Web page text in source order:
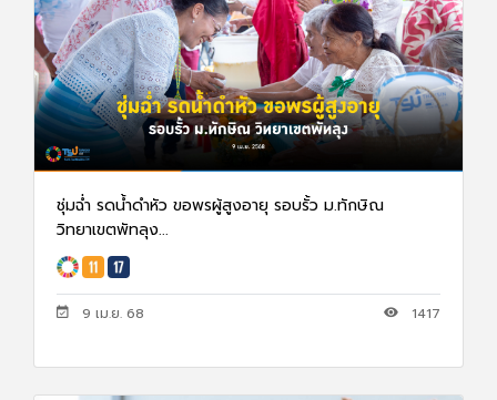
ชุ่มฉ่ำ รดน้ำดำหัว ขอพรผู้สูงอายุ รอบรั้ว ม.ทักษิณ
วิทยาเขตพัทลุง...
9 เม.ย. 68 1417